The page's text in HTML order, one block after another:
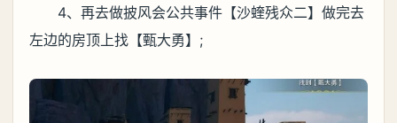
4、再去做披风会公共事件【沙蝰残众二】做完去
左边的房顶上找【甄大勇】;